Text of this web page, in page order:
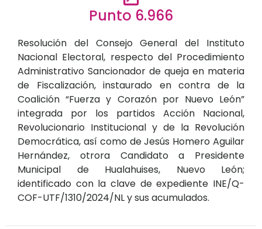
Punto 6.966
Resolución del Consejo General del Instituto
Nacional Electoral, respecto del Procedimiento
Administrativo Sancionador de queja en materia
de Fiscalización, instaurado en contra de la
Coalición “Fuerza y Corazón por Nuevo León”
integrada por los partidos Acción Nacional,
Revolucionario Institucional y de la Revolución
Democrática, así como de Jesús Homero Aguilar
Hernández, otrora Candidato a Presidente
Municipal de Hualahuises, Nuevo León;
identificado con la clave de expediente INE/Q-
COF-UTF/1310/2024/NL y sus acumulados.